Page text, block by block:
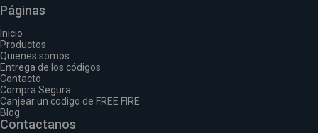
Páginas
Inicio
Productos
Quienes somos
Entrega de los códigos
Contacto
Compra Segura
Canjear un codigo de FREE FIRE
Blog
Contactanos